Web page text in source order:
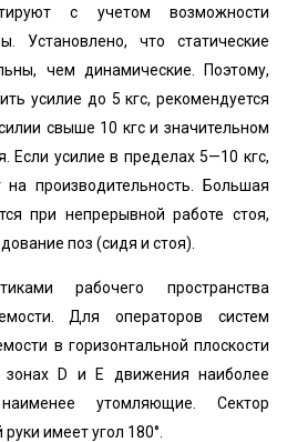
с учетом возможности
Установлено, что статические
чем динамические. Поэтому,
усилие до 5 кгс, рекомендуется
свыше 10 кгс и значительном
Если усилие в пределах 5—10 кгс,
производительность. Большая
при непрерывной работе стоя,
поз (сидя и стоя).
рабочего пространства
Для операторов систем
в горизонтальной плоскости
D и Е движения наиболее
утомляющие. Сектор
имеет угол 180°.